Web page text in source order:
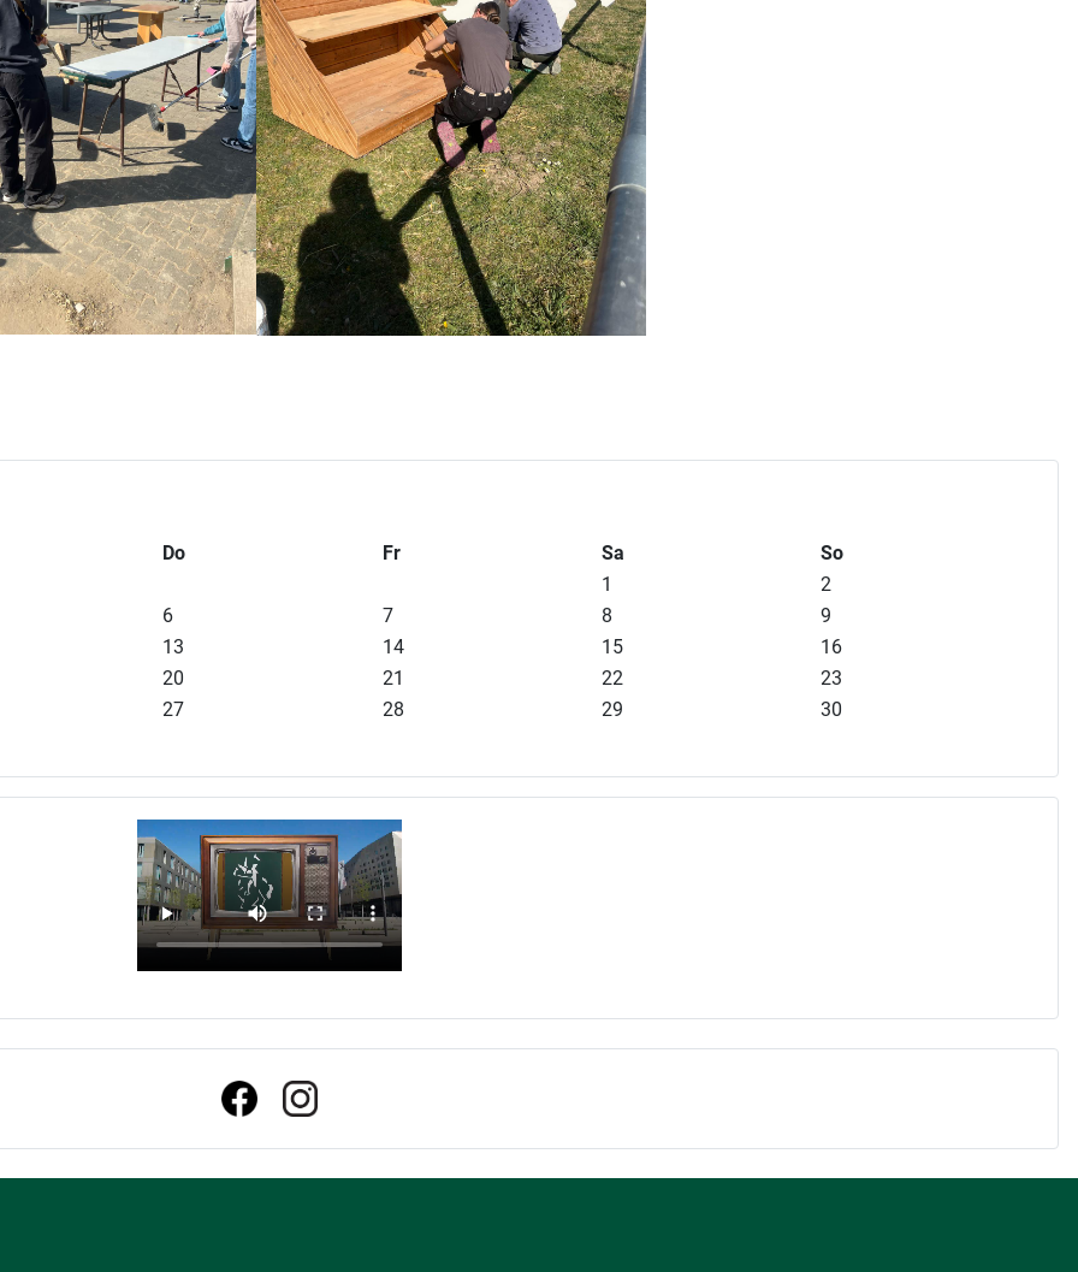
Do Fr Sa
So
1
2
6 7 8
9
13 14 15
16
20 21 22
23
27 28 29
30